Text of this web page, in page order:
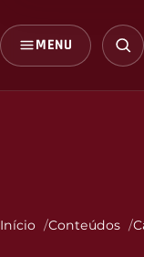
MENU
Início Conteúdos